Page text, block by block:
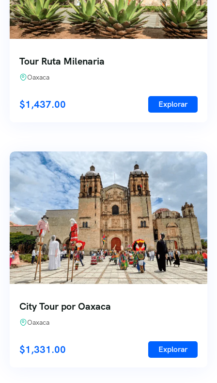
Tour Ruta Milenaria
Oaxaca
$1,437.00 Explorar
City Tour por Oaxaca
Oaxaca
$1,331.00 Explorar